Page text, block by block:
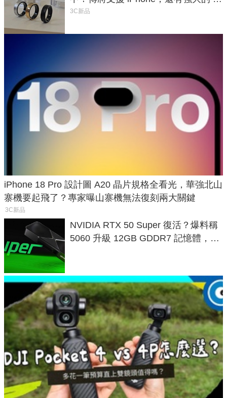
與智慧家電連動功能
3C新品
iPhone 18 Pro 設計圖 A20 晶片規格全看光，華強北山
寨機要起飛了？專家曝山寨機無法復刻兩大關鍵
3C新品
NVIDIA RTX 50 Super 復活？爆料稱
5060 升級 12GB GDDR7 記憶體，這